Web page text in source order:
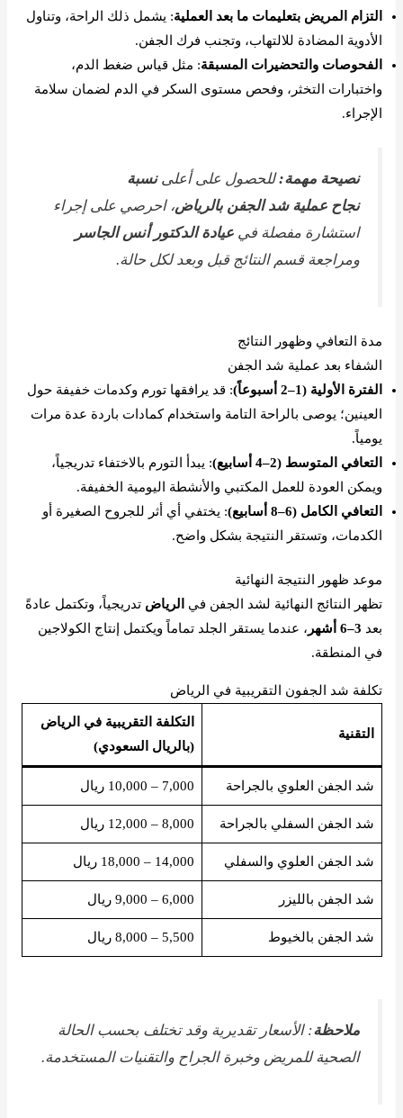
التزام المريض بتعليمات ما بعد العملية: يشمل ذلك الراحة، وتناول
الأدوية المضادة للالتهاب، وتجنب فرك الجفن.
الفحوصات والتحضيرات المسبقة: مثل قياس ضغط الدم،
واختبارات التخثر، وفحص مستوى السكر في الدم لضمان سلامة
الإجراء.
نصيحة مهمة:للحصول على أعلىنسبة
نجاح عملية شد الجفن بالرياض، احرصي على إجراء
استشارة مفصلة فيعيادة الدكتور أنس الجاسر
ومراجعة قسم النتائج قبل وبعد لكل حالة.
مدة التعافي وظهور النتائج
الشفاء بعد عملية شد الجفن
الفترة الأولية (1–2 أسبوعاً)
: قد يرافقها تورم وكدمات خفيفة حول
العينين؛ يوصى بالراحة التامة واستخدام كمادات باردة عدة مرات
يومياً.
التعافي المتوسط (2–4 أسابيع)
: يبدأ التورم بالاختفاء تدريجياً،
ويمكن العودة للعمل المكتبي والأنشطة اليومية الخفيفة.
التعافي الكامل (6–8 أسابيع)
: يختفي أي أثر للجروح الصغيرة أو
الكدمات، وتستقر النتيجة بشكل واضح.
موعد ظهور النتيجة النهائية
تظهر النتائج النهائية لشد الجفن في
الرياض تدريجياً، وتكتمل عادةً
بعد 3–6 أشهر
، عندما يستقر الجلد تماماً ويكتمل إنتاج الكولاجين
في المنطقة.
تكلفة شد الجفون التقريبية في الرياض
التقنية
التكلفة التقريبية في الرياض
(بالريال السعودي)
شد الجفن العلوي بالجراحة 7,000 – 10,000 ريال
شد الجفن السفلي بالجراحة 8,000 – 12,000 ريال
شد الجفن العلوي والسفلي 14,000 – 18,000 ريال
شد الجفن بالليزر 6,000 – 9,000 ريال
شد الجفن بالخيوط 5,500 – 8,000 ريال
ملاحظة: الأسعار تقديرية وقد تختلف بحسب الحالة
الصحية للمريض وخبرة الجراح والتقنيات المستخدمة.